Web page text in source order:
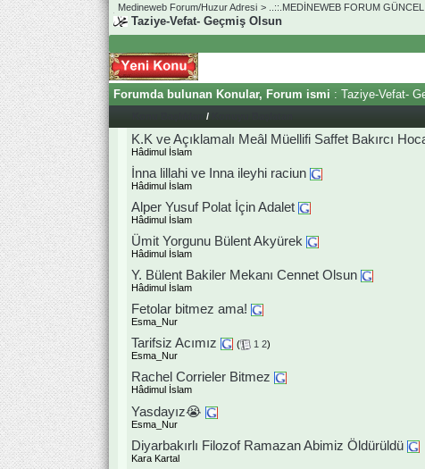
Medineweb Forum/Huzur Adresi > ..::.MEDİNEWEB FORUM
Taziye-Vefat- Geçmiş Olsun
Forumda bulunan Konular, Forum ismi : Taziye-Vefat-
/
K.K ve Açıklamalı Meâl Müellifi Saffet Bakırcı
Hâdimul İslam
İnna lillahi ve Inna ileyhi raciun
Hâdimul İslam
Alper Yusuf Polat İçin Adalet
Hâdimul İslam
Ümit Yorgunu Bülent Akyürek
Hâdimul İslam
Y. Bülent Bakiler Mekanı Cennet Olsun
Hâdimul İslam
Fetolar bitmez ama!
Esma_Nur
Tarifsiz Acımız
( 1 2)
Esma_Nur
Rachel Corrieler Bitmez
Hâdimul İslam
Yasdayız😭
Esma_Nur
Diyarbakırlı Filozof Ramazan Abimiz Öldürüldü
Kara Kartal